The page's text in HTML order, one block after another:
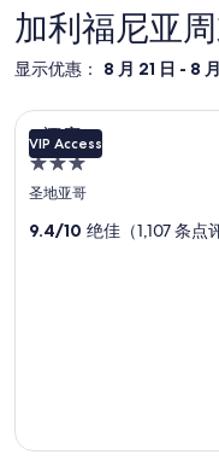
找
到
2
成
人
和
加利福尼亚
显示优惠： 8 月 21 日 - 8
Z
酒
店
片
VIP Access
Z酒店
3.0
星
宿
圣地亚哥
9.4/10 绝佳（1,107 条点
Z酒店